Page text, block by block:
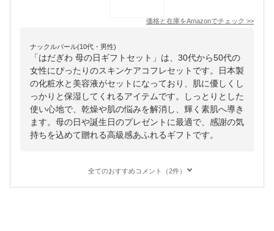
価格と在庫をAmazonでチェック >>
ナックルバール(10代・男性)
「はだぎわ 母の日ギフトセット」は、30代から50代の
女性にぴったりのスキンケアコフレセットです。日本製
の化粧水と美容液がセットになっており、肌に優しくし
っかりと保湿してくれるアイテムです。しっとりとした
使い心地で、乾燥や肌の悩みを解消し、輝く素肌へ導き
ます。母の日や誕生日のプレゼントに最適で、感謝の気
持ちを込めて贈れる高級感あふれるギフトです。
全てのおすすめコメント（2件）